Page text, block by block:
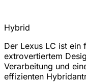
Hybrid
Der Lexus LC ist ein
extrovertiertem
Verarbeitung und
effizienten